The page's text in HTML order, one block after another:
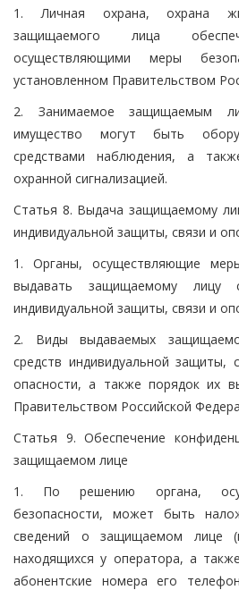
1. Личная охрана, охрана
защищаемого лица
осуществляющими меры
установленном Правительством
2. Занимаемое защищаемым
имущество могут быть
средствами наблюдения, а
охранной сигнализацией.
Статья 8. Выдача защищаемому
индивидуальной защиты, связи и
1. Органы, осуществляющие
выдавать защищаемому лицу
индивидуальной защиты, связи и
2. Виды выдаваемых
средств индивидуальной
опасности, а также порядок их
Правительством Российской
Статья 9. Обеспечение
защищаемом лице
1. По решению органа,
безопасности, может быть
сведений о защищаемом лице
находящихся у оператора, а
абонентские номера его